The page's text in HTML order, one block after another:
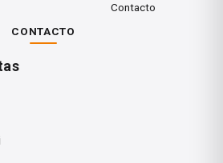
5"
Contacto
CONTACTO